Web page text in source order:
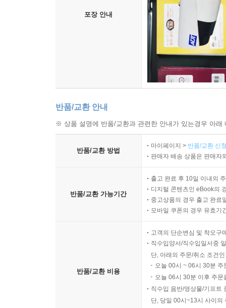
포장 안내
반품/교환 안내
※ 상품 설명에 반품/교환과 관련한 안내가 있는경우 아
반품/교환 방법
마이페이지 > 반품/교환 신
판매자 배송 상품은 판매자
반품/교환 가능기간
출고 완료 후 10일 이내의
디지털 콘텐츠인 eBook의
중고상품의 경우 출고 완료
모바일 쿠폰의 경우 유효기
반품/교환 비용
고객의 단순변심 및 착오구
직수입양서/직수입일서중
단, 아래의 주문/취소 조건
오늘 00시 ~ 06시 30분
오늘 06시 30분 이후 주
직수입 음반/영상물/기프트
단, 당일 00시~13시 사이의